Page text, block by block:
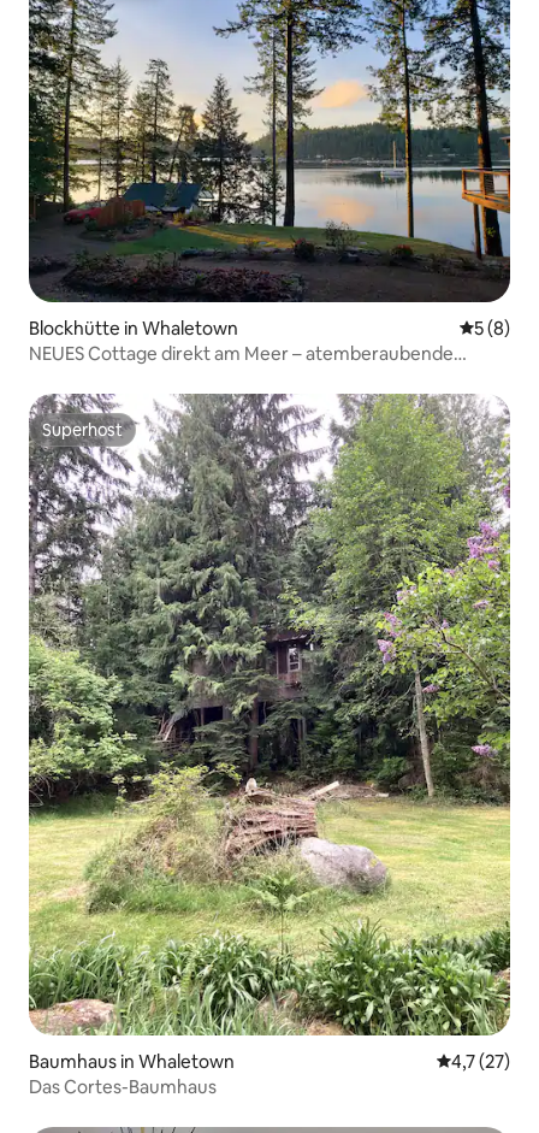
Blockhütte in Whaletown
5 (8)
NEUES Cottage direkt am Meer – atemberaubende
Superhost
Superhost
Baumhaus in Whaletown
4,7 (27)
Das Cortes-Baumhaus